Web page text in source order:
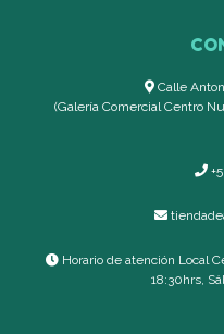
Calle
(Galería Comercial Centro
Horario de atención Local
18:30hrs,